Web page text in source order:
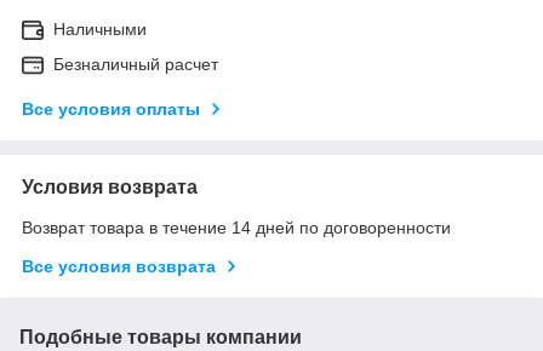
Наличными
Безналичный расчет
Все условия оплаты
Условия возврата
Возврат товара в течение 14 дней по договоренности
Все условия возврата
Подобные товары компании